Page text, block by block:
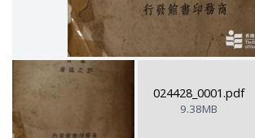
024428_0001.pdf
9.38MB